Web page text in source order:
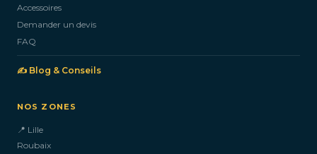
Accessoires
Demander un devis
FAQ
✍️ Blog & Conseils
NOS ZONES
📍 Lille
Roubaix